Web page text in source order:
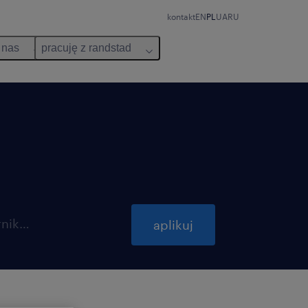
kontaktENPL UARU
nas pracuję z randstad
ważna do 31 października 2026 aplikuj